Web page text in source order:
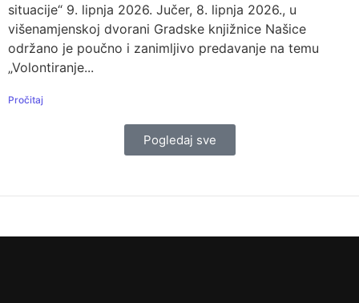
situacije“ 9. lipnja 2026. Jučer, 8. lipnja 2026., u
višenamjenskoj dvorani Gradske knjižnice Našice
održano je poučno i zanimljivo predavanje na temu
„Volontiranje...
Pročitaj
Pogledaj sve